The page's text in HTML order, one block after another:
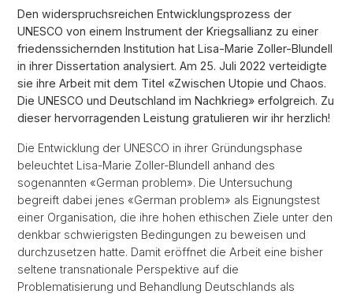
Den widerspruchsreichen Entwicklungsprozess der
UNESCO von einem Instrument der Kriegsallianz zu einer
friedenssichernden Institution hat Lisa-Marie Zoller-Blundell
in ihrer Dissertation analysiert. Am 25. Juli 2022 verteidigte
sie ihre Arbeit mit dem Titel «Zwischen Utopie und Chaos.
Die UNESCO und Deutschland im Nachkrieg» erfolgreich. Zu
dieser hervorragenden Leistung gratulieren wir ihr herzlich!
Die Entwicklung der UNESCO in ihrer Gründungsphase
beleuchtet Lisa-Marie Zoller-Blundell anhand des
sogenannten «German problem». Die Untersuchung
begreift dabei jenes «German problem» als Eignungstest
einer Organisation, die ihre hohen ethischen Ziele unter den
denkbar schwierigsten Bedingungen zu beweisen und
durchzusetzen hatte. Damit eröffnet die Arbeit eine bisher
seltene transnationale Perspektive auf die
Problematisierung und Behandlung Deutschlands als